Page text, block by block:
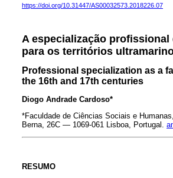
https://doi.org/10.31447/AS00032573.2018226.07
A especialização
para os territórios
Professional specialization as a
the 16th and 17th centuries
Diogo Andrade Cardoso*
*Faculdade de Ciências Sociais e
Berna, 26C — 1069-061 Lisboa, Portugal.
RESUMO